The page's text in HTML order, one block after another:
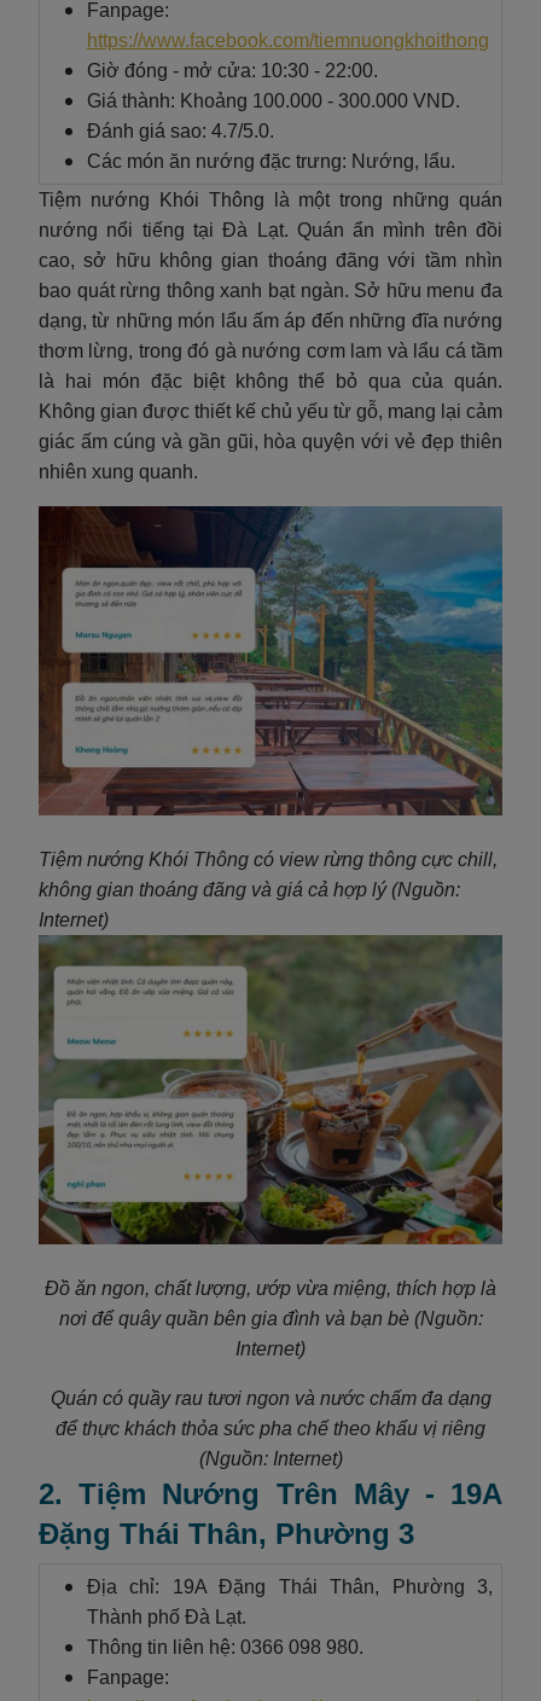
Fanpage:
https://www.facebook.com/tiemnuongkhoithong
Giờ đóng - mở cửa: 10:30 - 22:00.
Giá thành: Khoảng 100.000 - 300.000 VND.
Đánh giá sao: 4.7/5.0.
Các món ăn nướng đặc trưng: Nướng, lẩu.
Tiệm nướng Khói Thông là một trong những quán
nướng nổi tiếng tại Đà Lạt. Quán ẩn mình trên đồi
cao, sở hữu không gian thoáng đãng với tầm nhìn
bao quát rừng thông xanh bạt ngàn. Sở hữu menu đa
dạng, từ những món lẩu ấm áp đến những đĩa nướng
thơm lừng, trong đó gà nướng cơm lam và lẩu cá tầm
là hai món đặc biệt không thể bỏ qua của quán.
Không gian được thiết kế chủ yếu từ gỗ, mang lại cảm
giác ấm cúng và gần gũi, hòa quyện với vẻ đẹp thiên
nhiên xung quanh.
Tiệm nướng Khói Thông có view rừng thông cực chill,
không gian thoáng đãng và giá cả hợp lý (Nguồn:
Internet)
Đồ ăn ngon, chất lượng, ướp vừa miệng, thích hợp là
nơi để quây quần bên gia đình và bạn bè (Nguồn:
Internet)
Quán có quầy rau tươi ngon và nước chấm đa dạng
để thực khách thỏa sức pha chế theo khẩu vị riêng
(Nguồn: Internet)
2. Tiệm Nướng Trên Mây - 19A
Đặng Thái Thân, Phường 3
Địa chỉ: 19A Đặng Thái Thân, Phường 3,
Thành phố Đà Lạt.
Thông tin liên hệ: 0366 098 980.
Fanpage: